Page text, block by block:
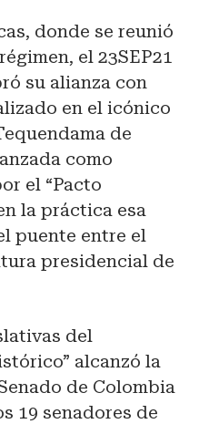
donde se reunió
el 23SEP21
su alianza con
en el icónico
de
como
el “Pacto
la práctica esa
puente entre el
presidencial de
del
alcanzó la
de Colombia
19 senadores de